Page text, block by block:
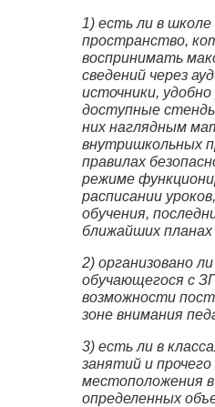
1) есть ли в
пространство,
воспринимать
сведений через
источники,
доступные
них наглядным
внутришкольных
правилах
режиме
расписании
обучения,
ближайших
2) организовано
обучающегося с
возможности
зоне внимания
3) есть ли в
занятий и
местоположения
определенных